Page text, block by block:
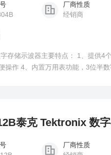
厂商性质
经销商
存储示波器主要特点： 1、提供4
操作 4、内置万用表功能，3位半
泰克 Tektronix 数
厂商性质